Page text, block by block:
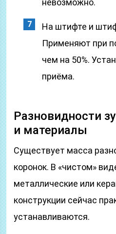
невозможно.
На штифте и
Применяют при
чем на 50%.
приёма.
Разновидности
и материалы
Существует масса
коронок. В «чистом»
металлические или
конструкции сейчас
устанавливаются.